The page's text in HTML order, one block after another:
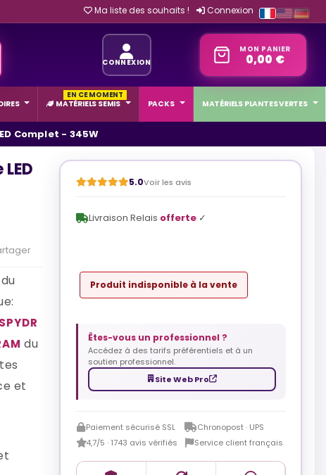
Connexion
Ma liste des souhaits !
MON PANIER
0,00 €
CONNEXION
MATÉRIELS SEMIS
EN CE MOMENT
PACKS
MATÉRIELS PLANTES VERTES
Complet - 345W
SPYDR
du
et
5.0Voir les avis
Livraison Relais offerte✓
Produit indisponible à la vente
Êtes-vous un professionnel ?
Accédez à des tarifs préférentiels et à un
soutien professionnel.
Site Web Pro
Paiement sécurisé SSL
Chronopost · UPS
4,7/5 · 1743 avis vérifiés
Service client français